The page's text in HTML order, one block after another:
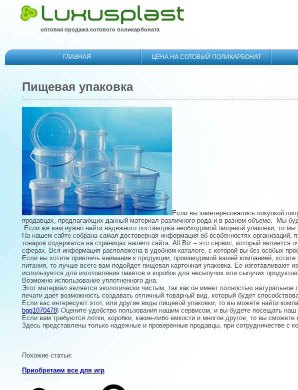
оптовая продажа сотового поликарбоната
ГЛАВНАЯ ЦЕНА НА СОТОВЫЙ ПОЛИКАРБОНАТ
Пищевая упаковка
Если вы заинтересовались покупкой
продавцах, предлагающих данный материал различного рода и в разном объеме. Мы
Если же вам нужно найти надежного поставщика необходимой пищевой упаковки, то
На нашем сайте собрана самая достоверная информация об особенностях
товаров содержатся на страницах нашего сайта. All.Biz – это сервис, который
сферах. Вся информация расположена в удобном каталоге, с которой вы без особых
Если вы хотите привлечь внимание к продукции, производимой вашей компанией,
питания, то лучше всего вам подойдет пищевая картонная упаковка. Ее
используется для изготовления пакетов и коробок для несыпучих или сыпучих
Возможно использование уплотненного дна.
Этот материал является экологически чистым, так как он имеет полностью
печати дает возможность создавать отличный товарный вид, который будет
Если вас интересуют этот, или другие виды пищевой упаковки, то вы можете найти
bgg1070478! Оцените удобство пользования нашим сервисом, и вы будете посещать наш
Если вам требуются лотки, коробки, какие-либо емкости и многое другое, то вы
Здесь представлены только надежные и проверенные продавцы, при сотрудничестве с
Похожие статьи:
Приобретаем все для игр